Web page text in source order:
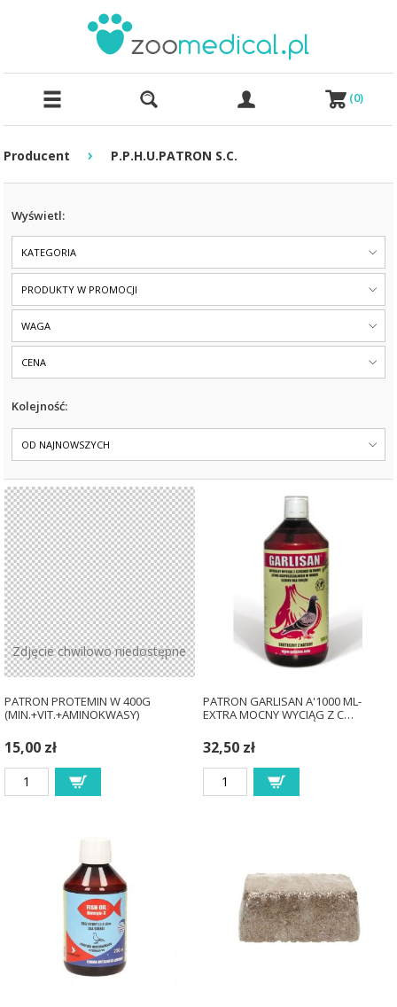
(0)
Producent › P.P.H.U.PATRON S.C.
Wyświetl:
KATEGORIA
PRODUKTY W PROMOCJI
WAGA
CENA
Kolejność:
OD NAJNOWSZYCH
Zdjęcie chwilowo niedostępne
PATRON PROTEMIN W 400G
(MIN.+VIT.+AMINOKWASY)
15,00 zł
PATRON GARLISAN A'1000 ML-
EXTRA MOCNY WYCIĄG Z C…
32,50 zł